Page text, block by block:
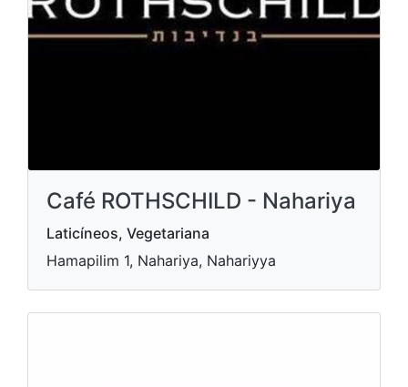
Café ROTHSCHILD - Nahariya
Laticíneos, Vegetariana
Hamapilim 1, Nahariya, Nahariyya